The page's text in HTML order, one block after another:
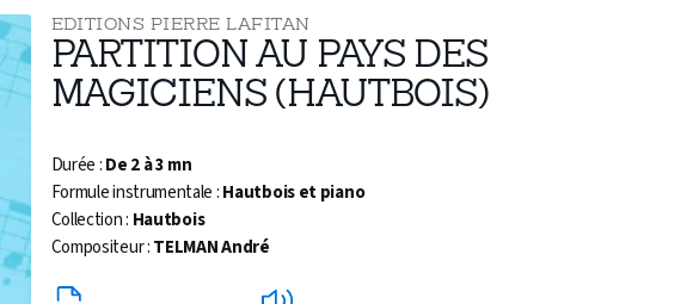
EDITIONS PIERRE LAFITAN
PARTITION AU PAYS DES
MAGICIENS (HAUTBOIS)
Durée :De 2 à 3 mn
Formule instrumentale :Hautbois et piano
Collection : Hautbois
Compositeur :TELMAN André